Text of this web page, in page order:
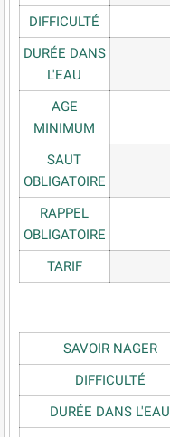
DIFFICULTÉ
DURÉE DANS
L'EAU
AGE
MINIMUM
SAUT
OBLIGATOIRE
RAPPEL
OBLIGATOIRE
TARIF
SAVOIR NAGER
DIFFICULTÉ
DURÉE DANS L'EAU